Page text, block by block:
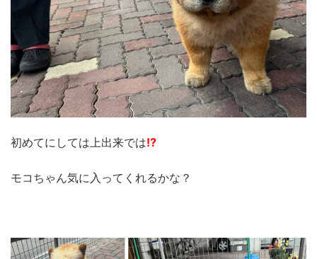
初めてにしては上出来では⁉
モコちゃん気に入ってくれるかな？